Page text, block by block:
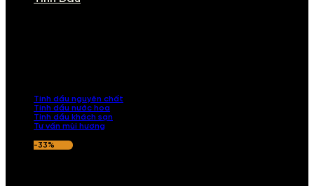
Tinh dầu nguyên chất
Tinh dầu nước hoa
Tinh dầu khách sạn
Tư vấn mùi hương
-33%